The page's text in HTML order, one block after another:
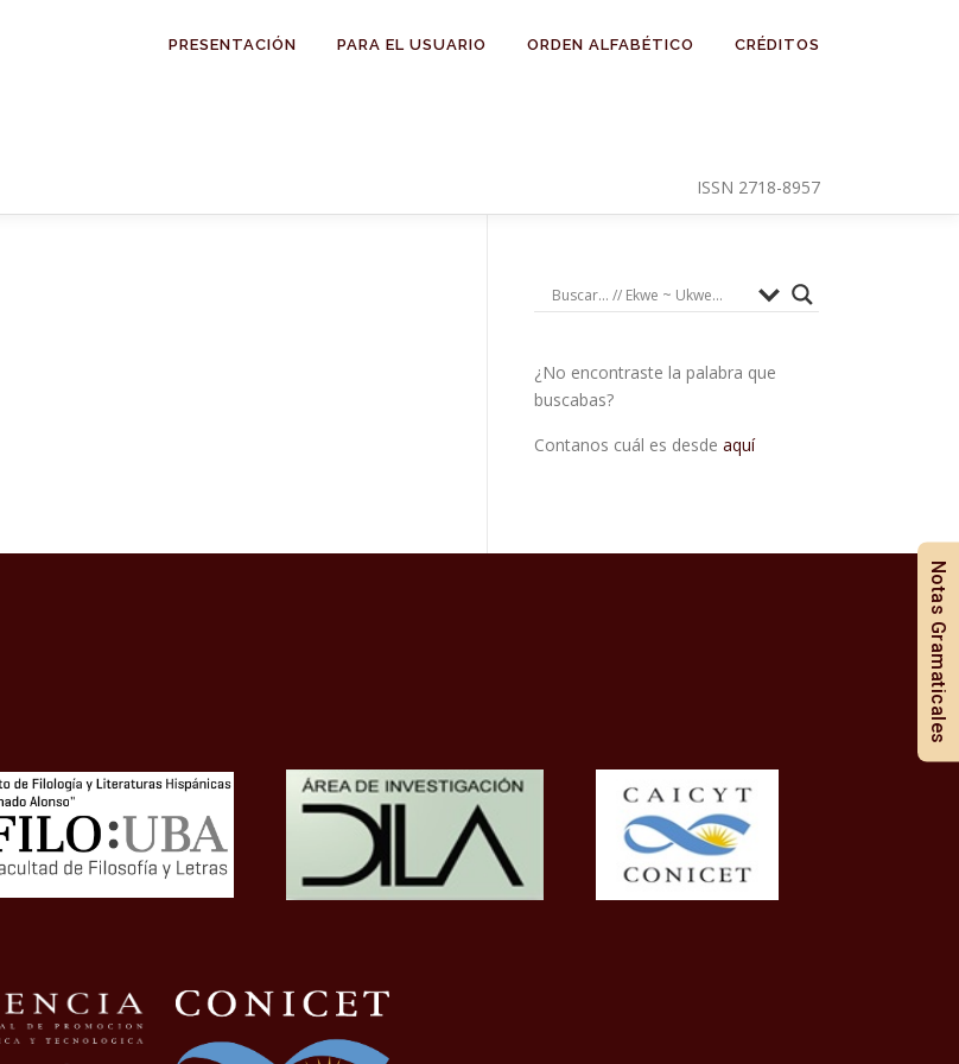
PRESENTACIÓN PARA EL USUARIO ORDEN ALFABÉTICO CRÉDITOS
ISSN 2718-8957
¿No encontraste la palabra que
buscabas?
Contanos cuál es desde aquí
Notas Gramaticales